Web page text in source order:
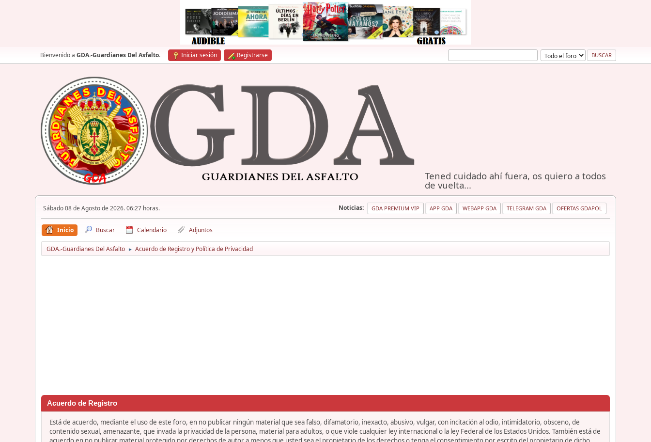
Bienvenido a GDA.-Guardianes Del Asfalto. Iniciar sesión Registrarse
Tened cuidado ahí fuera, os quiero a todos
de vuelta...
Sábado 08 de Agosto de 2026. 06:27 horas. Noticias: GDA PREMIUM VIP APP GDA WEBAPP GDA TELEGRAM GDA OFERTAS GDAPOL
Inicio Buscar Calendario Adjuntos
GDA.-Guardianes Del Asfalto ► Acuerdo de Registro y Política de Privacidad
Acuerdo de Registro
Está de acuerdo, mediante el uso de este foro, en no publicar ningún material que sea falso, difamatorio, inexacto, abusivo, vulgar, con incitación al odio, intimidatorio, obsceno, de
contenido sexual, amenazante, que invada la privacidad de la persona, material para adultos, o que viole cualquier ley internacional o la ley Federal de los Estados Unidos. También está de